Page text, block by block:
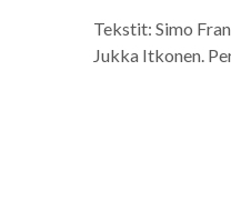
Tekstit: Simo
Jukka Itkonen.